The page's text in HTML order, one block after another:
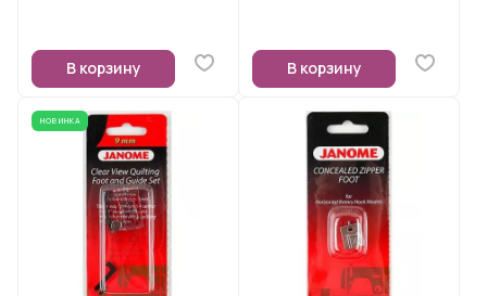
В корзину В корзину
НОВИНКА